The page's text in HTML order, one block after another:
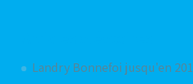
Landry Bonnefoi jusqu'en